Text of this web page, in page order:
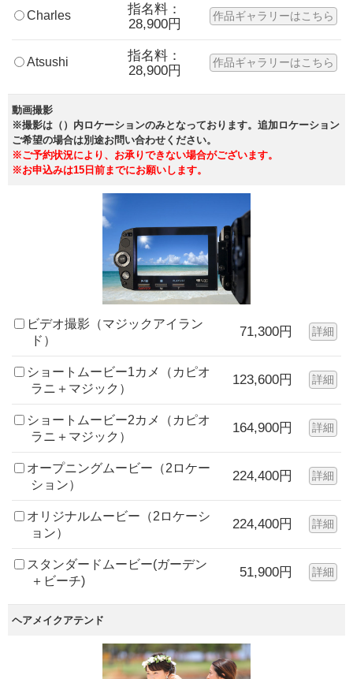
Charles
指名料：
28,900円
作品ギャラリーはこちら
Atsushi
指名料：
28,900円
作品ギャラリーはこちら
動画撮影
※撮影は（）内ロケーションのみとなっております。追加ロケーション
ご希望の場合は別途お問い合わせください。
※ご予約状況により、お承りできない場合がございます。
※お申込みは15日前までにお願いします。
ビデオ撮影（マジックアイラン
ド）
71,300円 詳細
ショートムービー1カメ（カピオ
ラニ＋マジック）
123,600円 詳細
ショートムービー2カメ（カピオ
ラニ＋マジック）
164,900円 詳細
オープニングムービー（2ロケー
ション）
224,400円 詳細
オリジナルムービー（2ロケーシ
ョン）
224,400円 詳細
スタンダードムービー(ガーデン
＋ビーチ)
51,900円 詳細
ヘアメイクアテンド